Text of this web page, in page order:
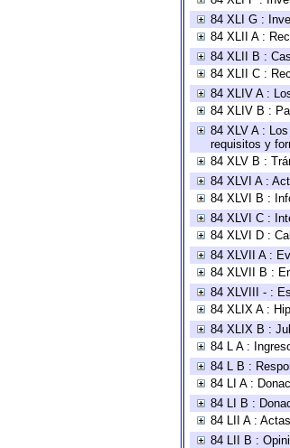
84 XLI G :
84 XLII A :
84 XLII B :
84 XLII C :
84 XLIV A :
84 XLIV B :
84 XLV A :
requisitos y
84 XLV B :
84 XLVI A :
84 XLVI B :
84 XLVI C :
84 XLVI D :
84 XLVII A :
84 XLVII B :
84 XLVIII - :
84 XLIX A :
84 XLIX B :
84 L A :
84 L B :
84 LI A :
84 LI B :
84 LII A :
84 LII B :